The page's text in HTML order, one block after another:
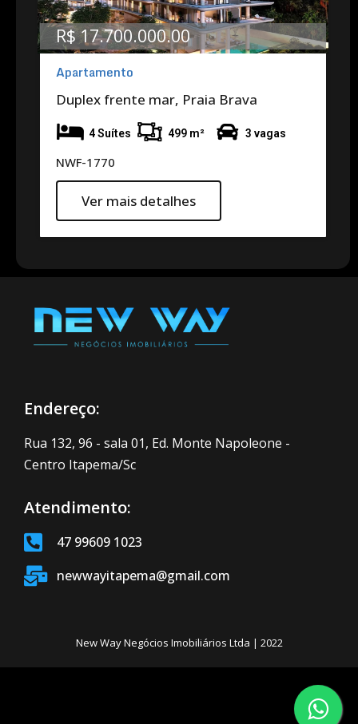
R$ 17.700.000.00
Apartamento
Duplex frente mar, Praia Brava
4 Suítes 499 m² 3 vagas
NWF-1770
Ver mais detalhes
Endereço:
Rua 132, 96 - sala 01, Ed. Monte Napoleone -
Centro Itapema/Sc
Atendimento:
47 99609 1023
newwayitapema@gmail.com
New Way Negócios Imobiliários Ltda | 2022